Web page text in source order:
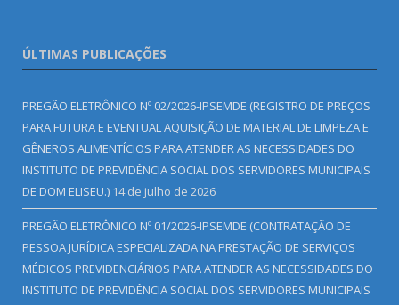
ÚLTIMAS PUBLICAÇÕES
PREGÃO ELETRÔNICO Nº 02/2026-IPSEMDE (REGISTRO DE PREÇOS
PARA FUTURA E EVENTUAL AQUISIÇÃO DE MATERIAL DE LIMPEZA E
GÊNEROS ALIMENTÍCIOS PARA ATENDER AS NECESSIDADES DO
INSTITUTO DE PREVIDÊNCIA SOCIAL DOS SERVIDORES MUNICIPAIS
DE DOM ELISEU.) 14 de julho de 2026
PREGÃO ELETRÔNICO Nº 01/2026-IPSEMDE (CONTRATAÇÃO DE
PESSOA JURÍDICA ESPECIALIZADA NA PRESTAÇÃO DE SERVIÇOS
MÉDICOS PREVIDENCIÁRIOS PARA ATENDER AS NECESSIDADES DO
INSTITUTO DE PREVIDÊNCIA SOCIAL DOS SERVIDORES MUNICIPAIS